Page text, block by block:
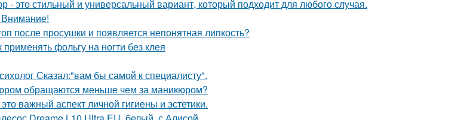
это стильный и универсальный вариант, который подходит для любого случая.
Внимание!
после просушки и появляется непонятная липкость?
применять фольгу на ногти без клея
Сказал:"вам бы самой к специалисту".
обращаются меньше чем за маникюром?
важный аспект личной гигиены и эстетики.